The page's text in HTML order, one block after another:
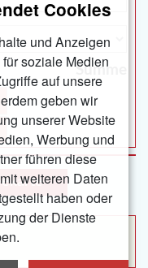
Cookies
und Anzeigen
soziale Medien
auf unsere
geben wir
unserer Website
Werbung und
führen diese
weiteren Daten
haben oder
der Dienste
Summe